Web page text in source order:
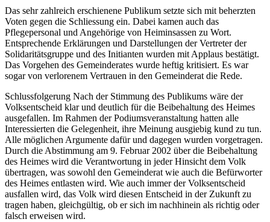
Das sehr zahlreich erschienene Publikum setzte sich mit beherzten
Voten gegen die Schliessung ein. Dabei kamen auch das
Pflegepersonal und Angehörige von Heiminsassen zu Wort.
Entsprechende Erklärungen und Darstellungen der Vertreter der
Solidaritätsgruppe und des Initianten wurden mit Applaus bestätigt.
Das Vorgehen des Gemeinderates wurde heftig kritisiert. Es war
sogar von verlorenem Vertrauen in den Gemeinderat die Rede.
Schlussfolgerung Nach der Stimmung des Publikums wäre der
Volksentscheid klar und deutlich für die Beibehaltung des Heimes
ausgefallen. Im Rahmen der Podiumsveranstaltung hatten alle
Interessierten die Gelegenheit, ihre Meinung ausgiebig kund zu tun.
Alle möglichen Argumente dafür und dagegen wurden vorgetragen.
Durch die Abstimmung am 9. Februar 2002 über die Beibehaltung
des Heimes wird die Verantwortung in jeder Hinsicht dem Volk
übertragen, was sowohl den Gemeinderat wie auch die Befürworter
des Heimes entlasten wird. Wie auch immer der Volksentscheid
ausfallen wird, das Volk wird diesen Entscheid in der Zukunft zu
tragen haben, gleichgültig, ob er sich im nachhinein als richtig oder
falsch erweisen wird.